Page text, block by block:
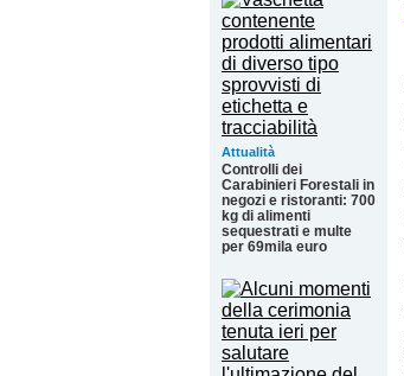
Attualità
Controlli dei
Carabinieri Forestali in
negozi e ristoranti: 700
kg di alimenti
sequestrati e multe
per 69mila euro